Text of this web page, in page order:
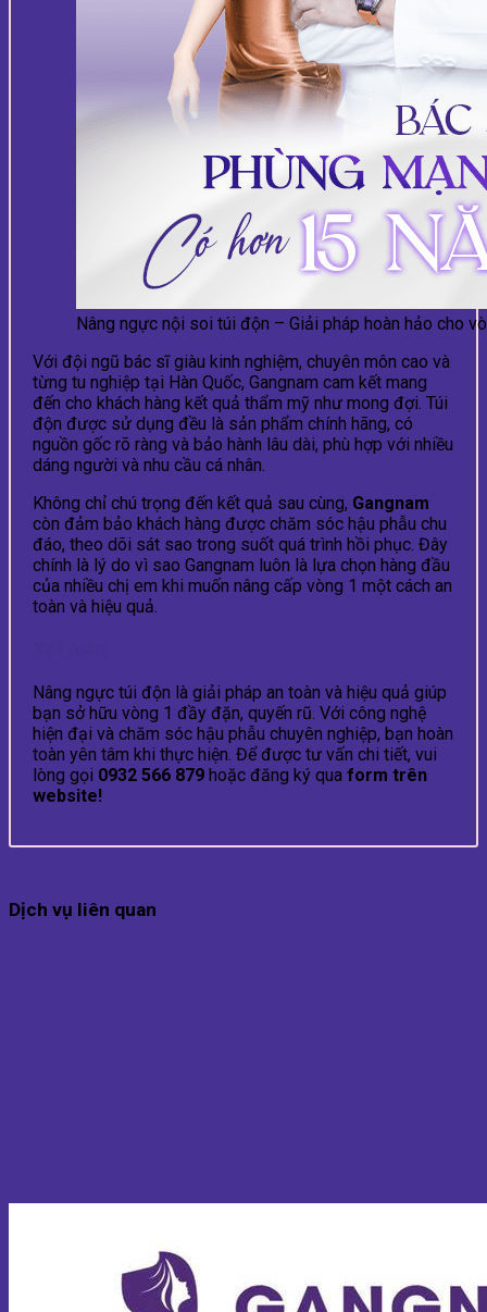
Nâng ngực nội soi túi độn – Giải pháp hoàn hảo cho
Với đội ngũ bác sĩ giàu kinh nghiệm, chuyên môn cao và
từng tu nghiệp tại Hàn Quốc, Gangnam cam kết mang
đến cho khách hàng kết quả thẩm mỹ như mong đợi. Túi
độn được sử dụng đều là sản phẩm chính hãng, có
nguồn gốc rõ ràng và bảo hành lâu dài, phù hợp với nhiều
dáng người và nhu cầu cá nhân.
Không chỉ chú trọng đến kết quả sau cùng, Gangnam
còn đảm bảo khách hàng được chăm sóc hậu phẫu chu
đáo, theo dõi sát sao trong suốt quá trình hồi phục. Đây
chính là lý do vì sao Gangnam luôn là lựa chọn hàng đầu
của nhiều chị em khi muốn nâng cấp vòng 1 một cách an
toàn và hiệu quả.
Nâng ngực túi độn là giải pháp an toàn và hiệu quả giúp
bạn sở hữu vòng 1 đầy đặn, quyến rũ. Với công nghệ
hiện đại và chăm sóc hậu phẫu chuyên nghiệp, bạn hoàn
toàn yên tâm khi thực hiện. Để được tư vấn chi tiết, vui
lòng gọi 0932 566 879 hoặc đăng ký qua form trên
website!
Dịch vụ liên quan